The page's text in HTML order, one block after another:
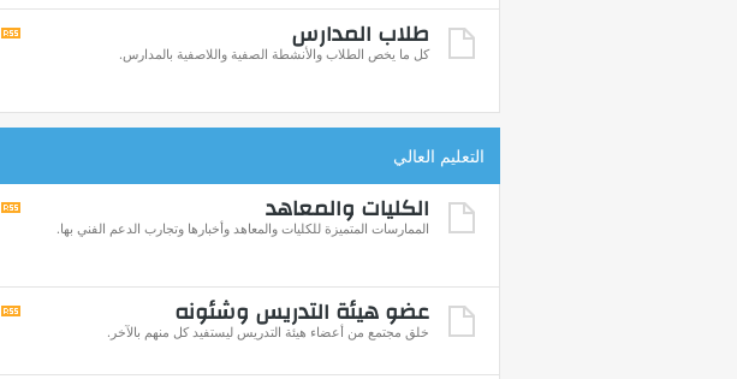
طلاب المدارس
كل ما يخص الطلاب والأنشطة الصفية واللاصفية بالمدارس.
التعليم العالي
الكليات والمعاهد
الممارسات المتميزة للكليات والمعاهد وأخبارها وتجارب الدعم الفني بها.
عضو هيئة التدريس وشئونه
خلق مجتمع من أعضاء هيئة التدريس ليستفيد كل منهم بالآخر.